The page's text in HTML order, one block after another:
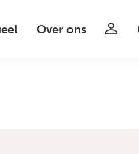
Over ons